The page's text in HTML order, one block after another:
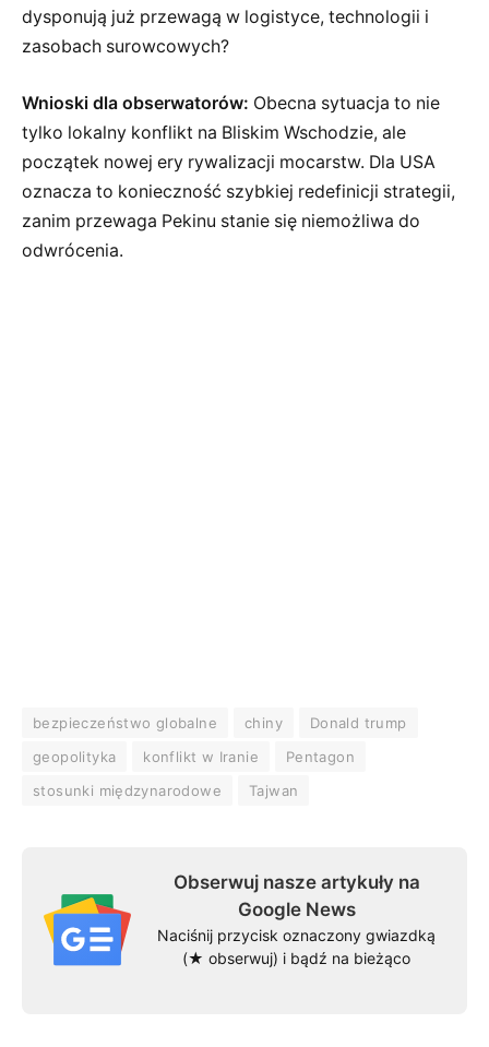
dysponują już przewagą w logistyce, technologii i
zasobach surowcowych?
Wnioski dla obserwatorów: Obecna sytuacja to nie
tylko lokalny konflikt na Bliskim Wschodzie, ale
początek nowej ery rywalizacji mocarstw. Dla USA
oznacza to konieczność szybkiej redefinicji strategii,
zanim przewaga Pekinu stanie się niemożliwa do
odwrócenia.
bezpieczeństwo globalne chiny
Donald trump
geopolityka
konflikt w Iranie
Pentagon
stosunki międzynarodowe
Tajwan
Obserwuj nasze artykuły na
Google News
Naciśnij przycisk oznaczony gwiazdką
(★ obserwuj) i bądź na bieżąco